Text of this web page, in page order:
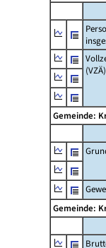
(VZÄ)
Gemeinde:
Gemeinde: